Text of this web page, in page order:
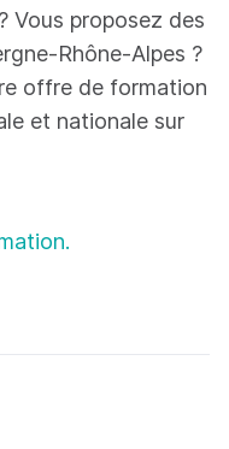
Vous proposez des
Rhône-Alpes ?
offre de formation
et nationale sur